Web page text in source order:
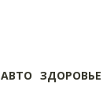
АВТО ЗДОРОВЬЕ